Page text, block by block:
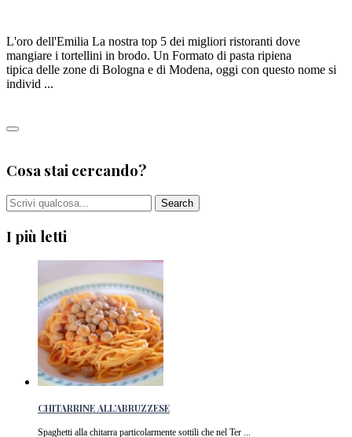
L'oro dell'Emilia La nostra top 5 dei migliori ristoranti dove
mangiare i tortellini in brodo. Un Formato di pasta ripiena
tipica delle zone di Bologna e di Modena, oggi con questo nome si
individ ...
Cosa stai cercando?
I più letti
CHITARRINE ALL’ABRUZZESE
Spaghetti alla chitarra particolarmente sottili che nel Ter ...